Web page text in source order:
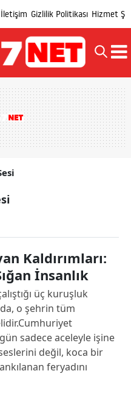
İletişim Gizlilik Politikası Hizmet
Kaldırımları:
İnsanlık
üç kuruşluk
o şehrin tüm
sadece aceleyle işine
değil, koca bir
feryadını